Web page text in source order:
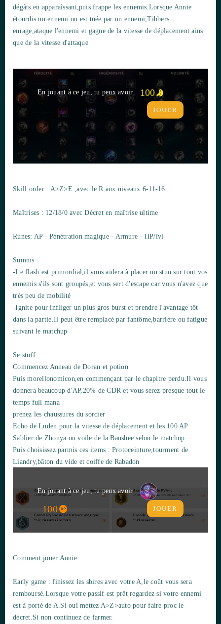
dégâts en apparaîssant,puis frappe les ennemis.Lorsque Annie
étourdis un ennemi ou est tuée par un ennemi,Tibbers
enrage,ataque l'ennemi et gagne de la vitesse de déplacement ains
que de la vitesse d'attaque
En jouant à ce jeu, tu peux avoir 100
JOUER
Skill order : A>Z>E ,avec le R aux niveaux 6-11-16
Maîtrises : 12/18/0 avec Décret en maîtrise ultime
Runes: AP - Pénétration magique - Armure - HP/lvl
Summs :
-Le flash est primordial,il vous aidera à placer un stun sur tout vos
ennemis s'ils sont groupés,et vous sert d'escape car vous n'avez que
très peu de mobilité
-Ignite pour infliger un plus gros burst et prendre l'avantage tôt
dans la partie.Il peut être remplacé par fantôme,barrière ou fatigue
suivant le matchup
Se stuff:
Commencez Anneau de Doran et potion
Puis morellonomicon,en commençant par le chapitre perdu.Il vous
donnera beaucoup d'AP,20% de CDR et vous serez presque tout le
temps full mana
prenez les chaussures du sorcier
Echo de Luden pour la vitesse de déplacement et les 100 AP
Sablier de Zhonya ou voile de la Banshee selon le matchup
Puis choisissez parmis ces items : Protoceinture,tourment de
Liandry,bâton du vide et coiffe de Rabadon
En jouant à ce jeu, tu peux avoir
100 JOUER
Comment jouer Annie :
Early game : finissez les sbires avec votre A,le coût vous sera
remboursé.Lorsque votre passif est prêt regardez si votre ennemi
est à porté de A.Si oui mettez A>Z>auto pour faire proc le
décret.Si non continuez de farmer.